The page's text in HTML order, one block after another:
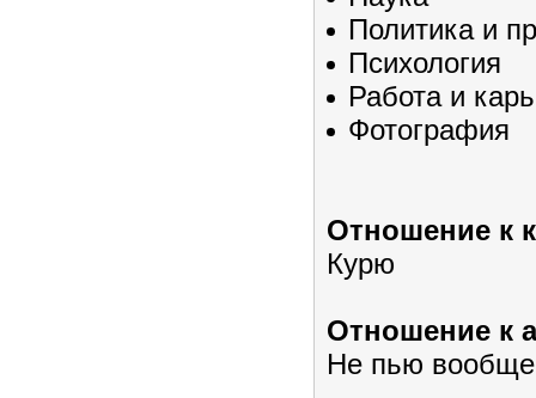
Политика и
Психология
Работа и
Фотография
Отношение к
Курю
Отношение к
Не пью вообще